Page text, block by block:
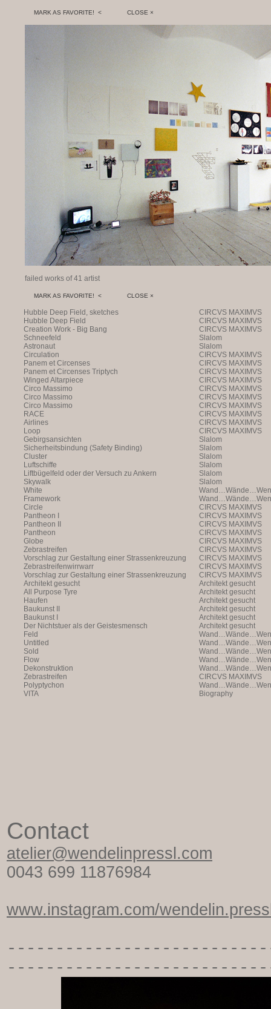
MARK AS FAVORITE! < CLOSE ×
failed works of 41 artist
MARK AS FAVORITE! < CLOSE ×
Hubble Deep Field, sketches
CIRCVS MAXIMVS
Hubble Deep Field
CIRCVS MAXIMVS
Creation Work - Big Bang
CIRCVS MAXIMVS
Schneefeld
Slalom
Astronaut
Slalom
Circulation
CIRCVS MAXIMVS
Panem et Circenses
CIRCVS MAXIMVS
Panem et Circenses Triptych
CIRCVS MAXIMVS
Winged Altarpiece
CIRCVS MAXIMVS
Circo Massimo
CIRCVS MAXIMVS
Circo Massimo
CIRCVS MAXIMVS
Circo Massimo
CIRCVS MAXIMVS
RACE
CIRCVS MAXIMVS
Airlines
CIRCVS MAXIMVS
Loop
CIRCVS MAXIMVS
Gebirgsansichten
Slalom
Sicherheitsbindung (Safety Binding)
Slalom
Cluster
Slalom
Luftschiffe
Slalom
Liftbügelfeld oder der Versuch zu Ankern
Slalom
Skywalk
Slalom
White
Framework
Circle
CIRCVS MAXIMVS
Pantheon I
CIRCVS MAXIMVS
Pantheon II
CIRCVS MAXIMVS
Pantheon
CIRCVS MAXIMVS
Globe
CIRCVS MAXIMVS
Zebrastreifen
CIRCVS MAXIMVS
Vorschlag zur Gestaltung einer Strassenkreuzung
CIRCVS MAXIMVS
Zebrastreifenwirrwarr
CIRCVS MAXIMVS
Vorschlag zur Gestaltung einer Strassenkreuzung
CIRCVS MAXIMVS
Architekt gesucht
Architekt gesucht
All Purpose Tyre
Architekt gesucht
Haufen
Architekt gesucht
Baukunst II
Architekt gesucht
Baukunst I
Architekt gesucht
Der Nichtstuer als der Geistesmensch
Architekt gesucht
Feld
Untitled
Sold
Flow
Dekonstruktion
Zebrastreifen
CIRCVS MAXIMVS
Polyptychon
VITA
Biography
Contact
atelier@wendelinpressl.com
0043 699 11876984
www.instagram.com/
-----------